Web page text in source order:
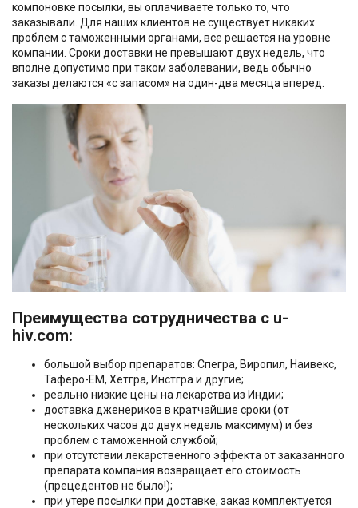
компоновке посылки, вы оплачиваете только то, что
заказывали. Для наших клиентов не существует никаких
проблем с таможенными органами, все решается на уровне
компании. Сроки доставки не превышают двух недель, что
вполне допустимо при таком заболевании, ведь обычно
заказы делаются «с запасом» на один-два месяца вперед.
Преимущества сотрудничества с u-
hiv.com:
большой выбор препаратов: Спегра, Виропил, Наивекс,
Таферо-ЕМ, Хетгра, Инстгра и другие;
реально низкие цены на лекарства из Индии;
доставка дженериков в кратчайшие сроки (от
нескольких часов до двух недель максимум) и без
проблем с таможенной службой;
при отсутствии лекарственного эффекта от заказанного
препарата компания возвращает его стоимость
(прецедентов не было!);
при утере посылки при доставке, заказ комплектуется